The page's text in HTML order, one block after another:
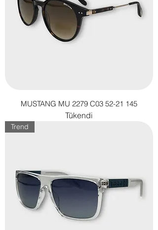
MUSTANG MU 2279 C03 52-21 145
Tükendi
Trend